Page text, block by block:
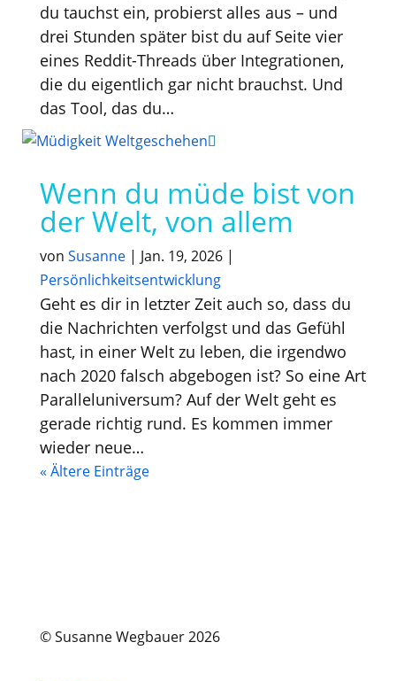
du tauchst ein, probierst alles aus – und
drei Stunden später bist du auf Seite vier
eines Reddit-Threads über Integrationen,
die du eigentlich gar nicht brauchst. Und
das Tool, das du…
Wenn du müde bist von
der Welt, von allem
von Susanne| Jan. 19, 2026|
Persönlichkeitsentwicklung
Geht es dir in letzter Zeit auch so, dass du
die Nachrichten verfolgst und das Gefühl
hast, in einer Welt zu leben, die irgendwo
nach 2020 falsch abgebogen ist? So eine Art
Paralleluniversum? Auf der Welt geht es
gerade richtig rund. Es kommen immer
wieder neue…
« Ältere Einträge
© Susanne Wegbauer 2026